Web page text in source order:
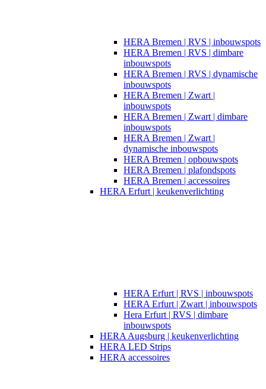
HERA Bremen | RVS | inbouwspots
HERA Bremen | RVS | dimbare
inbouwspots
HERA Bremen | RVS | dynamische
inbouwspots
HERA Bremen | Zwart |
inbouwspots
HERA Bremen | Zwart | dimbare
inbouwspots
HERA Bremen | Zwart |
dynamische inbouwspots
HERA Bremen | opbouwspots
HERA Bremen | plafondspots
HERA Bremen | accessoires
HERA Erfurt | keukenverlichting
HERA Erfurt | RVS | inbouwspots
HERA Erfurt | Zwart | inbouwspots
Hera Erfurt | RVS | dimbare
inbouwspots
HERA Augsburg | keukenverlichting
HERA LED Strips
HERA accessoires